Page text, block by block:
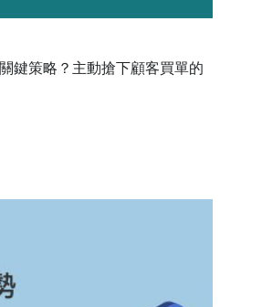
鍵策略？主動搶下顧客買單的